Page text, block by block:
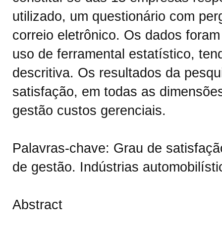
utilizado, um questionário com
correio eletrônico. Os dados
uso de ferramental estatístico,
descritiva. Os resultados da
satisfação, em todas as
gestão custos gerenciais.
Palavras-chave: Grau de
de gestão. Indústrias
Abstract